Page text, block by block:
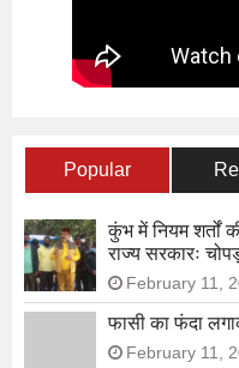
Popular
कुंभ में नियम शर्तों
राज्य सरकारः
February 11,
फासी का फंदा
February 11,